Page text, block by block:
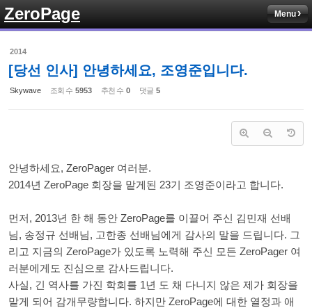
ZeroPage Menu
2014
[당선 인사] 안녕하세요, 조영준입니다.
Skywave 조회 수 5953 추천 수 0 댓글 5
안녕하세요, ZeroPager 여러분.
2014년 ZeroPage 회장을 맡게된 23기 조영준이라고 합니다.
먼저, 2013년 한 해 동안 ZeroPage를 이끌어 주신 김민재 선배
님, 송정규 선배님, 고한종 선배님에게 감사의 말을 드립니다. 그
리고 지금의 ZeroPage가 있도록 노력해 주신 모든 ZeroPager 여
러분에게도 진심으로 감사드립니다.
사실, 긴 역사를 가진 학회를 1년 도 채 다니지 않은 제가 회장을
맡게 되어 감개무량합니다. 하지만 ZeroPage에 대한 열정과 애
Sketchbook5, 스케치북5
Sketchbook5, 스케치북5